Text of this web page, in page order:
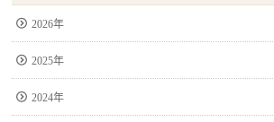
2026年
2025年
2024年